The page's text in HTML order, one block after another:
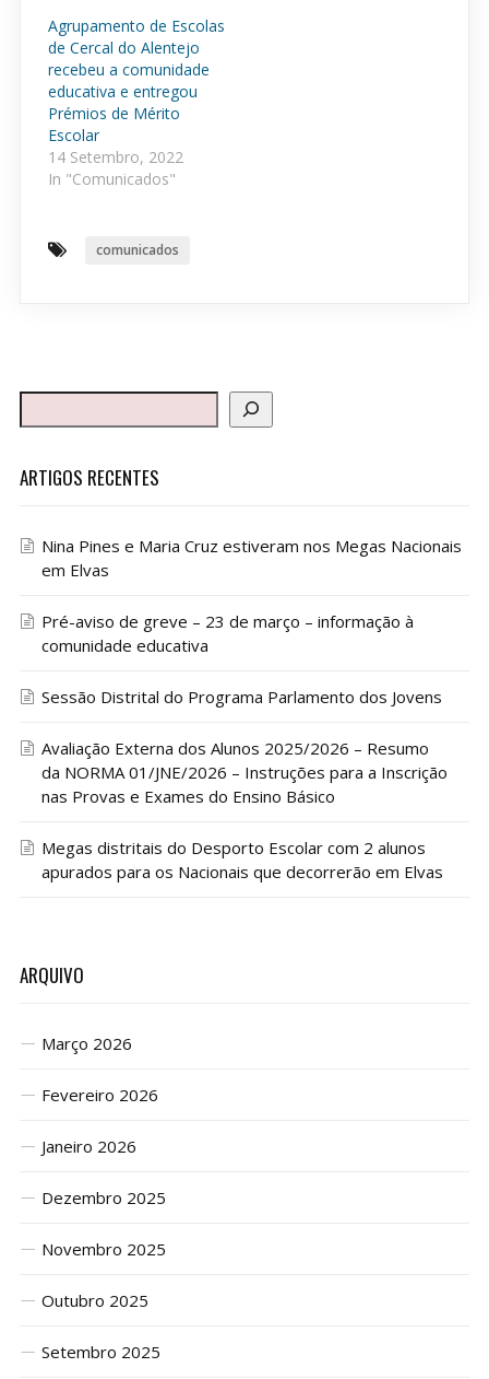
Agrupamento de Escolas
de Cercal do Alentejo
recebeu a comunidade
educativa e entregou
Prémios de Mérito
Escolar
14 Setembro, 2022
In "Comunicados"
comunicados
ARTIGOS RECENTES
Nina Pines e Maria Cruz estiveram nos Megas Nacionais
em Elvas
Pré-aviso de greve – 23 de março – informação à
comunidade educativa
Sessão Distrital do Programa Parlamento dos Jovens
Avaliação Externa dos Alunos 2025/2026 – Resumo
da NORMA 01/JNE/2026 – Instruções para a Inscrição
nas Provas e Exames do Ensino Básico
Megas distritais do Desporto Escolar com 2 alunos
apurados para os Nacionais que decorrerão em Elvas
ARQUIVO
Março 2026
Fevereiro 2026
Janeiro 2026
Dezembro 2025
Novembro 2025
Outubro 2025
Setembro 2025